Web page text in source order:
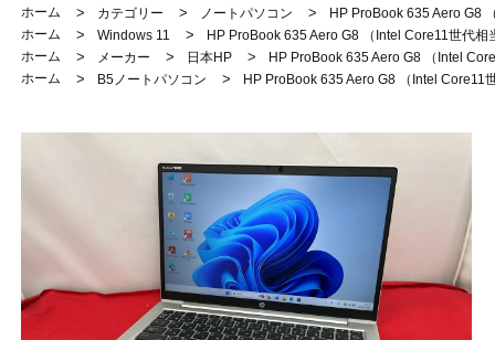
ホーム
> カテゴリー > ノートパソコン >
HP ProBook 635 Aero G8
ホーム
> Windows 11 >
HP ProBook 635 Aero G8 （Intel Core11世代相
ホーム
> メーカー > 日本HP >
HP ProBook 635 Aero G8 （Intel
ホーム
> B5ノートパソコン > HP ProBook 635 Aero G8 （Intel Core11